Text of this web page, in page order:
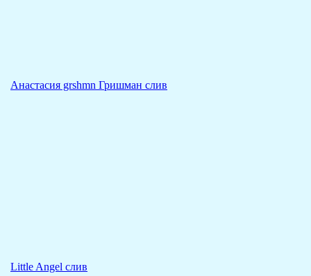
Анастасия grshmn Гришман слив
Little Angel слив